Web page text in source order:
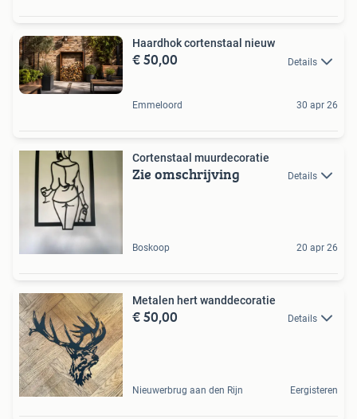
Haardhok cortenstaal nieuw
€ 50,00 Details
Emmeloord 30 apr 26
Cortenstaal muurdecoratie
Zie omschrijving Details
Boskoop 20 apr 26
Metalen hert wanddecoratie
€ 50,00 Details
Nieuwerbrug aan den Rijn Eergisteren